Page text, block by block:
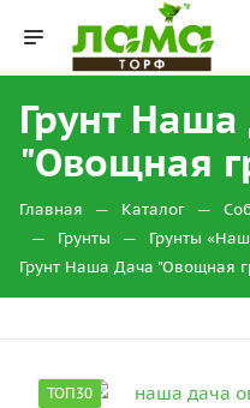
Грунт
"Овощная
Главная — Каталог —
— Грунты — Грунты
Грунт Наша Дача "Овощная
ТОП30